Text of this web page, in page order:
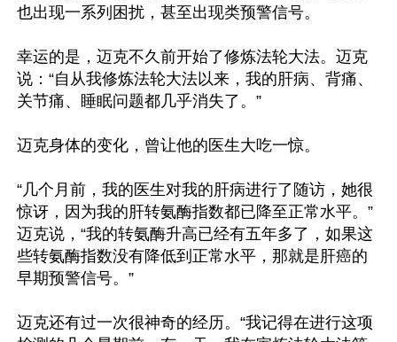
也出现一系列困扰，甚至出现类预警信号。
幸运的是，迈克不久前开始了修炼法轮大法。迈克
说：“自从我修炼法轮大法以来，我的肝病、背痛、
关节痛、睡眠问题都几乎消失了。”
迈克身体的变化，曾让他的医生大吃一惊。
“几个月前，我的医生对我的肝病进行了随访，她很
惊讶，因为我的肝转氨酶指数都已降至正常水平。”
迈克说，“我的转氨酶升高已经有五年多了，如果这
些转氨酶指数没有降低到正常水平，那就是肝癌的
早期预警信号。”
迈克还有过一次很神奇的经历。“我记得在进行这项